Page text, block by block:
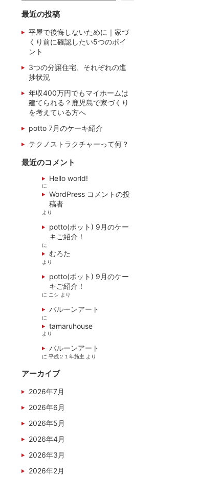
最近の投稿
平屋で後悔しないために｜家づ
くり前に確認したい5つのポイ
ント
3つの分譲住宅、それぞれの進
捗状況
年収400万円でもマイホームは
建てられる？鹿児島で家づくり
を考えている方へ
potto 7月のケーキ紹介
テクノストラクチャーって何？
最近のコメント
Hello world!
に
WordPress コメントの投
稿者
より
potto(ポット) 9月のケー
キご紹介！
に
むろた
より
potto(ポット) 9月のケー
キご紹介！
に ニシ より
バルーンアート
に
tamaruhouse
より
バルーンアート
に 平成２１年施主 より
アーカイブ
2026年7月
2026年6月
2026年5月
2026年4月
2026年3月
2026年2月